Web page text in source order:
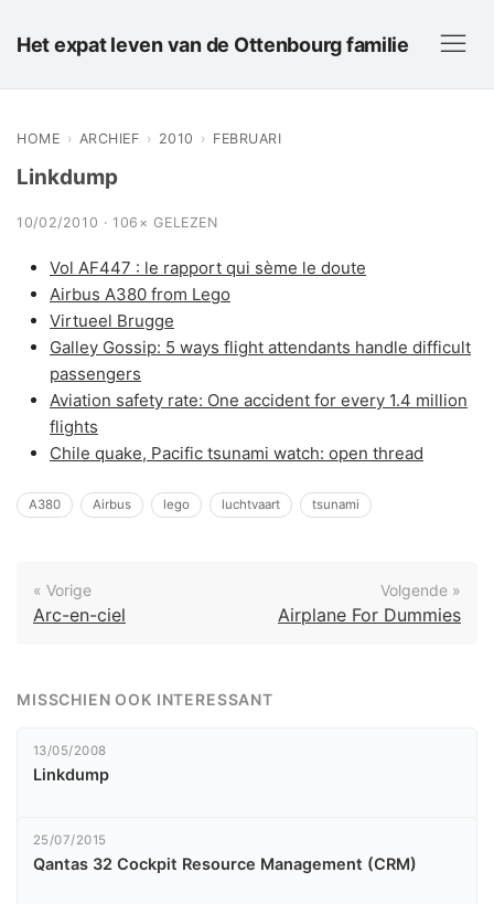
Het expat leven van de Ottenbourg familie
HOME › ARCHIEF › 2010 › FEBRUARI
Linkdump
10/02/2010 · 106× GELEZEN
Vol AF447 : le rapport qui sème le doute
Airbus A380 from Lego
Virtueel Brugge
Galley Gossip: 5 ways flight attendants handle difficult
passengers
Aviation safety rate: One accident for every 1.4 million
flights
Chile quake, Pacific tsunami watch: open thread
A380 Airbus lego luchtvaart tsunami
« Vorige
Arc-en-ciel
Volgende »
Airplane For Dummies
MISSCHIEN OOK INTERESSANT
13/05/2008
Linkdump
25/07/2015
Qantas 32 Cockpit Resource Management (CRM)